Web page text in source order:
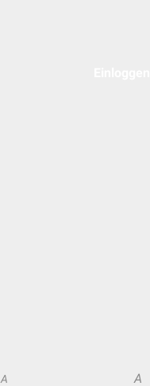
A A